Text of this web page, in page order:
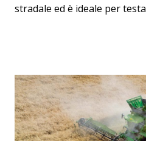
stradale ed è ideale per